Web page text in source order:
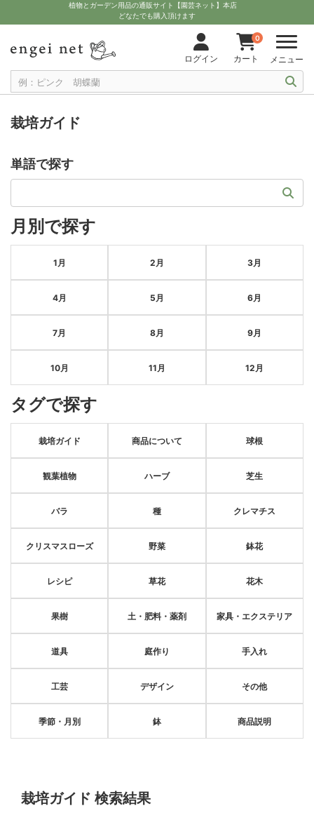
植物とガーデン用品の通販サイト【園芸ネット】本店
どなたでも購入頂けます
ログイン
0
カート メニュー
栽培ガイド
単語で探す
月別で探す
1月 2月 3月
4月 5月 6月
7月 8月 9月
10月 11月 12月
タグで探す
栽培ガイド 商品について 球根
観葉植物 ハーブ 芝生
バラ 種 クレマチス
クリスマスローズ 野菜 鉢花
レシピ 草花 花木
果樹 土・肥料・薬剤 家具・エクステリア
道具 庭作り 手入れ
工芸 デザイン その他
季節・月別 鉢 商品説明
栽培ガイド 検索結果